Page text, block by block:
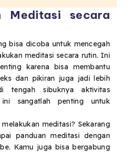
Meditasi secara
bisa dicoba untuk mencegah
meditasi secara rutin. Ini
karena bisa membantu
dan pikiran juga jadi lebih
tengah sibuknya aktivitas
sangatlah penting untuk
meditasi? Sekarang
panduan meditasi dengan
Kamu juga bisa bergabung